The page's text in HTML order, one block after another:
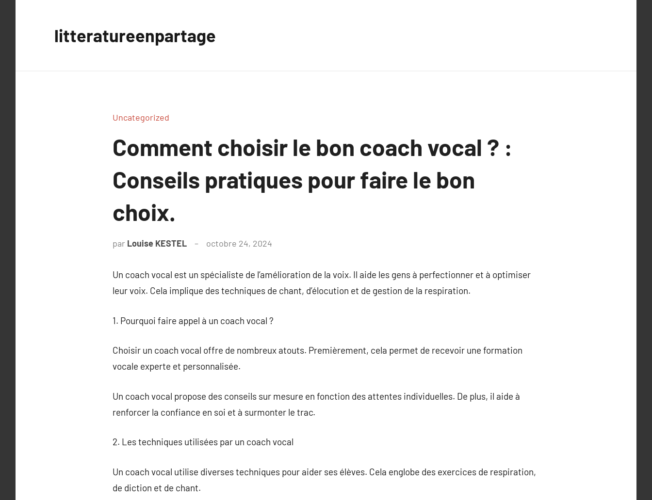
litteratureenpartage
Uncategorized
Comment choisir le bon coach vocal ? :
Conseils pratiques pour faire le bon
choix.
par Louise KESTEL octobre 24, 2024
Un coach vocal est un spécialiste de l’amélioration de la voix. Il aide les gens à perfectionner et à optimiser
leur voix. Cela implique des techniques de chant, d’élocution et de gestion de la respiration.
1. Pourquoi faire appel à un coach vocal ?
Choisir un coach vocal offre de nombreux atouts. Premièrement, cela permet de recevoir une formation
vocale experte et personnalisée.
Un coach vocal propose des conseils sur mesure en fonction des attentes individuelles. De plus, il aide à
renforcer la confiance en soi et à surmonter le trac.
2. Les techniques utilisées par un coach vocal
Un coach vocal utilise diverses techniques pour aider ses élèves. Cela englobe des exercices de respiration,
de diction et de chant.